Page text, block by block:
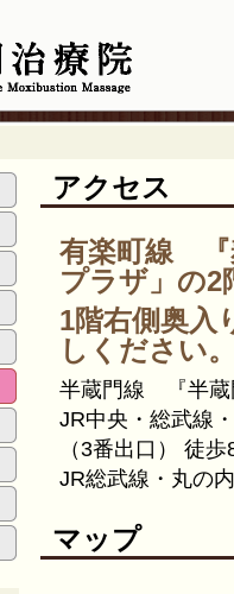
アクセス
有楽町線 『
プラザ」の2
1階右側奥入
しください
半蔵門線 『半蔵
JR中央・総武線
（3番出口） 徒歩
JR総武線・丸の
マップ